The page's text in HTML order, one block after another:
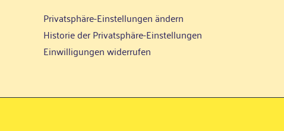
Privatsphäre-Einstellungen ändern
Historie der Privatsphäre-Einstellungen
Einwilligungen widerrufen